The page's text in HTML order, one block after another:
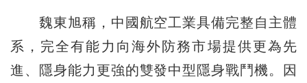
魏東旭稱，中國航空工業具備完整自主體
系，完全有能力向海外防務市場提供更為先
進、隱身能力更強的雙發中型隱身戰鬥機。因